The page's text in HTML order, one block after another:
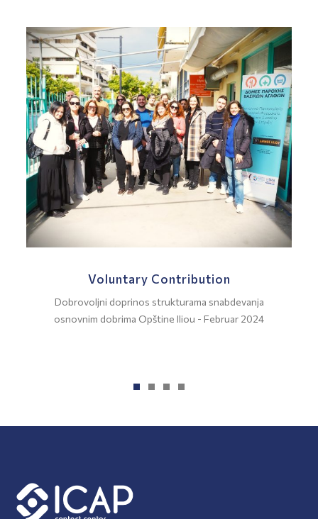
Voluntary Contribution
Dobrovoljni doprinos strukturama snabdevanja
osnovnim dobrima Opštine Iliou - Februar 2024